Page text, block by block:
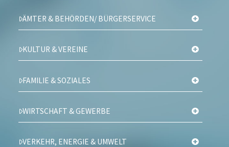
ÄMTER & BEHÖRDEN/ BÜRGERSERVICE
KULTUR & VEREINE
FAMILIE & SOZIALES
WIRTSCHAFT & GEWERBE
VERKEHR, ENERGIE & UMWELT